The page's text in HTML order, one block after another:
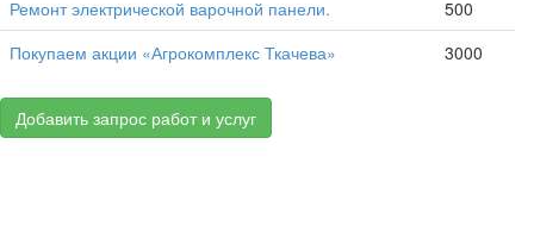
Ремонт электрической варочной панели.
500
Покупаем акции «Агрокомплекс Ткачева»
3000
Добавить запрос работ и услуг